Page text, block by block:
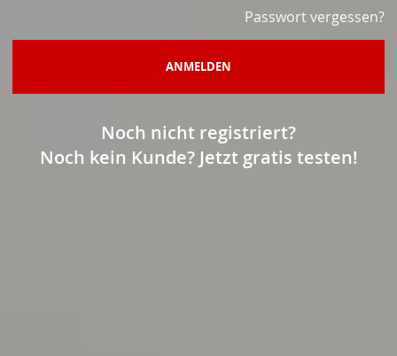
Passwort vergessen?
ANMELDEN
Noch nicht registriert?
Noch kein Kunde? Jetzt gratis testen!